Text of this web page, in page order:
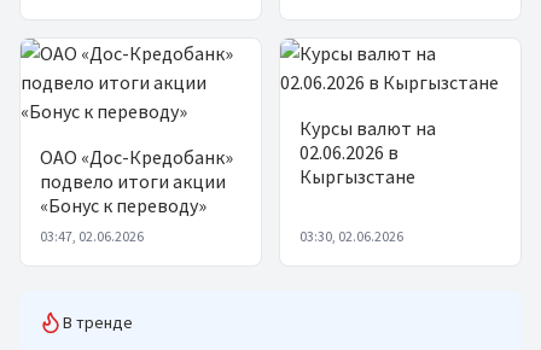
ОАО «Дос-Кредобанк»
подвело итоги акции
«Бонус к переводу»
03:47, 02.06.2026
Курсы валют на
02.06.2026 в
Кыргызстане
03:30, 02.06.2026
В тренде